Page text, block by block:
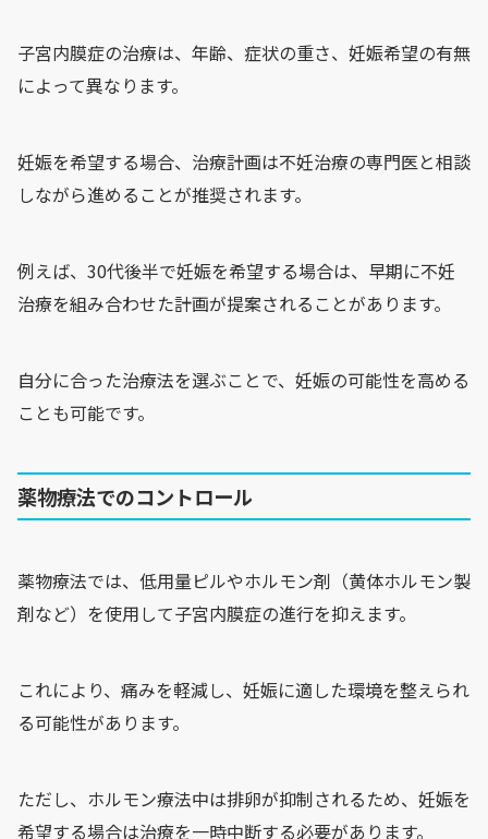
子宮内膜症の治療は、年齢、症状の重さ、妊娠希望の有無
によって異なります。
妊娠を希望する場合、治療計画は不妊治療の専門医と相談
しながら進めることが推奨されます。
例えば、30代後半で妊娠を希望する場合は、早期に不妊
治療を組み合わせた計画が提案されることがあります。
自分に合った治療法を選ぶことで、妊娠の可能性を高める
ことも可能です。
薬物療法でのコントロール
薬物療法では、低用量ピルやホルモン剤（黄体ホルモン製
剤など）を使用して子宮内膜症の進行を抑えます。
これにより、痛みを軽減し、妊娠に適した環境を整えられ
る可能性があります。
ただし、ホルモン療法中は排卵が抑制されるため、妊娠を
希望する場合は治療を一時中断する必要があります。